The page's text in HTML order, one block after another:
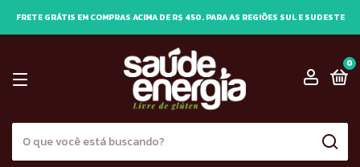
FRETE GRÁTIS EM COMPRAS ACIMA DE R$ 450. PARA AS REGIÕES SUL E SUDESTE
0